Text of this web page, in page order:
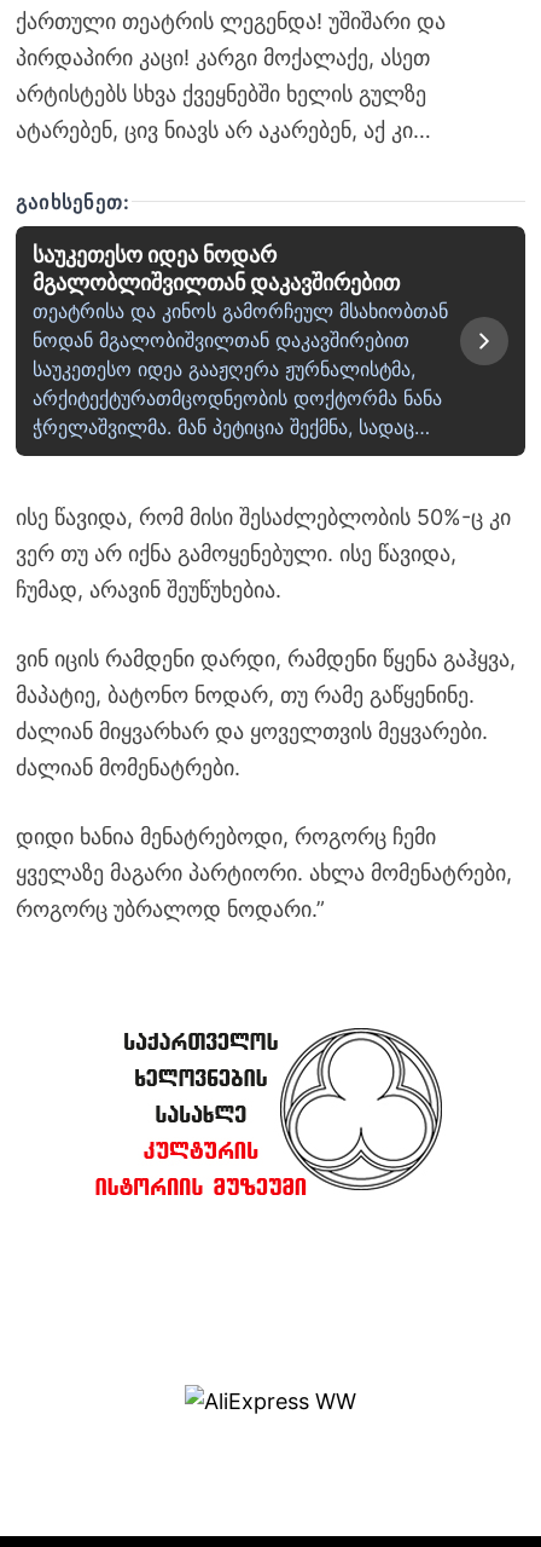
ქართული თეატრის ლეგენდა! უშიშარი და
პირდაპირი კაცი! კარგი მოქალაქე, ასეთ
არტისტებს სხვა ქვეყნებში ხელის გულზე
ატარებენ, ცივ ნიავს არ აკარებენ, აქ კი…
ᲒᲐᲘᲮᲡᲔᲜᲔᲗ:
საუკეთესო იდეა ნოდარ
მგალობლიშვილთან დაკავშირებით
თეატრისა და კინოს გამორჩეულ მსახიობთან
ნოდან მგალობიშვილთან დაკავშირებით
საუკეთესო იდეა გააჟღერა ჟურნალისტმა,
არქიტექტურათმცოდნეობის დოქტორმა ნანა
ჭრელაშვილმა. მან პეტიცია შექმნა, სადაც…
ისე წავიდა, რომ მისი შესაძლებლობის 50%-ც კი
ვერ თუ არ იქნა გამოყენებული. ისე წავიდა,
ჩუმად, არავინ შეუწუხებია.
ვინ იცის რამდენი დარდი, რამდენი წყენა გაჰყვა,
მაპატიე, ბატონო ნოდარ, თუ რამე გაწყენინე.
ძალიან მიყვარხარ და ყოველთვის მეყვარები.
ძალიან მომენატრები.
დიდი ხანია მენატრებოდი, როგორც ჩემი
ყველაზე მაგარი პარტიორი. ახლა მომენატრები,
როგორც უბრალოდ ნოდარი.”